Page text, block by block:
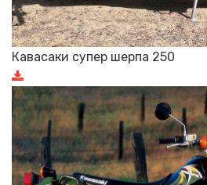
Кавасаки супер шерпа 250